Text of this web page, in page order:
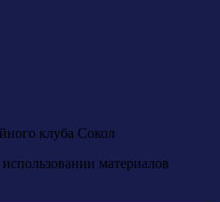
клуба Сокол
материалов